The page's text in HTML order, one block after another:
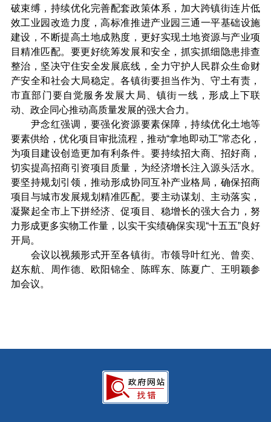
破束缚，持续优化完善配套政策体系，加大跨镇街连片低
效工业园改造力度，高标准推进产业园三通一平基础设施
建设，不断提高土地成熟度，更好实现土地资源与产业项
目精准匹配。要更好统筹发展和安全，抓实抓细隐患排查
整治，坚决守住安全发展底线，全力守护人民群众生命财
产安全和社会大局稳定。各镇街要担当作为、守土有责，
市直部门要自觉服务发展大局、镇街一线，形成上下联
动、政企同心推动高质量发展的强大合力。
尹念红强调，要强化资源要素保障，持续优化土地等
要素供给，优化项目审批流程，推动“拿地即动工”常态化，
为项目建设创造更加有利条件。要持续招大商、招好商，
切实提高招商引资项目质量，为经济增长注入源头活水。
要坚持规划引领，推动形成协同互补产业格局，确保招商
项目与城市发展规划精准匹配。要主动谋划、主动落实，
凝聚起全市上下拼经济、促项目、稳增长的强大合力，努
力形成更多实物工作量，以实干实绩确保实现“十五五”良好
开局。
会议以视频形式开至各镇街。市领导叶红光、曾奕、
赵东航、周作德、欧阳锦全、陈晖东、陈夏广、王明颖参
加会议。